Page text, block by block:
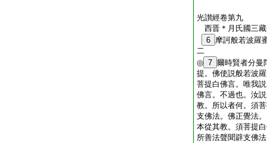
光讃經卷第九
西晋＊月氏國三
6 摩訶般若波羅
二
◎ 7 爾時賢者分曼
提。佛使説般若波
菩提白佛言。唯我
佛言。不過也。汝
教。所以者何。須
支佛法。佛正覺法
本從其教。須菩提
所善法聲聞辟支佛